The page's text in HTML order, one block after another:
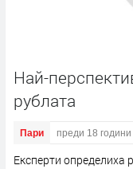
Най-
рублата
Пари преди 18 години
Експерти определиха